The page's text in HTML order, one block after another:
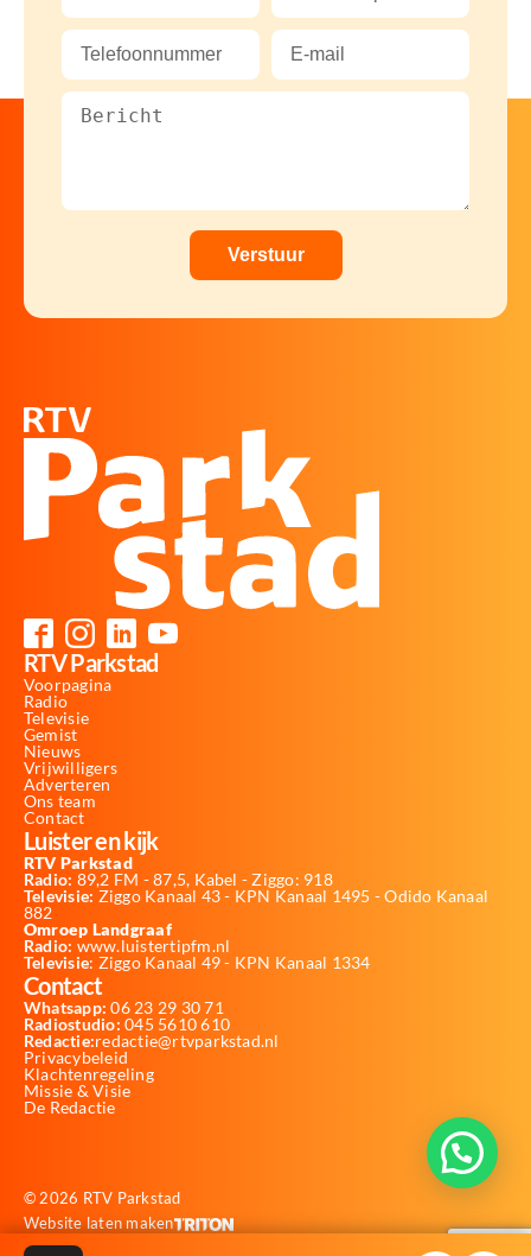
RTV Parkstad
Voorpagina
Radio
Televisie
Gemist
Nieuws
Vrijwilligers
Adverteren
Ons team
Contact
Luister en kijk
RTV Parkstad
Radio: 89,2 FM - 87,5, Kabel - Ziggo: 918
Televisie: Ziggo Kanaal 43 - KPN Kanaal 1495 - Odido Kanaal
882
Omroep Landgraaf
Radio: www.luistertipfm.nl
Televisie: Ziggo Kanaal 49 - KPN Kanaal 1334
Contact
Whatsapp: 06 23 29 30 71
Radiostudio: 045 5610 610
Redactie:redactie@rtvparkstad.nl
Privacybeleid
Klachtenregeling
Missie & Visie
De Redactie
© 2026 RTV Parkstad
Website laten maken